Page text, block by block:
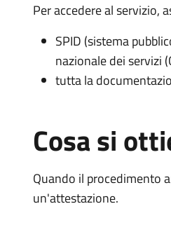
Per accedere al servizio,
SPID (sistema
nazionale dei servizi
tutta la
Cosa si
Quando il procedimento
un'attestazione.